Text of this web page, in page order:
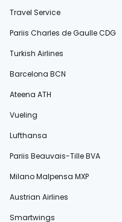
Travel Service
Pariis Charles de Gaulle CDG
Turkish Airlines
Barcelona BCN
Ateena ATH
Vueling
Lufthansa
Pariis Beauvais-Tille BVA
Milano Malpensa MXP
Austrian Airlines
Smartwings